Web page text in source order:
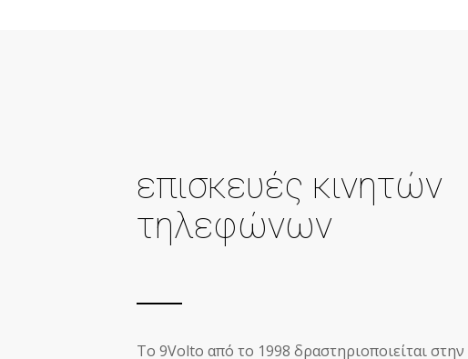
επισκευές κινητών
τηλεφώνων
Το 9Volto από το 1998 δραστηριοποιείται στην